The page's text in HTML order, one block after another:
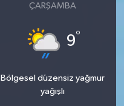
ÇARŞAMBA
9°
Bölgesel düzensiz yağmur
yağışlı